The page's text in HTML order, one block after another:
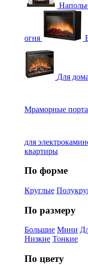
огня
Для дома
Мраморные
для
квартиры
По форме
Круглые
По размеру
Большие Мини
Низкие Тонкие
По цвету